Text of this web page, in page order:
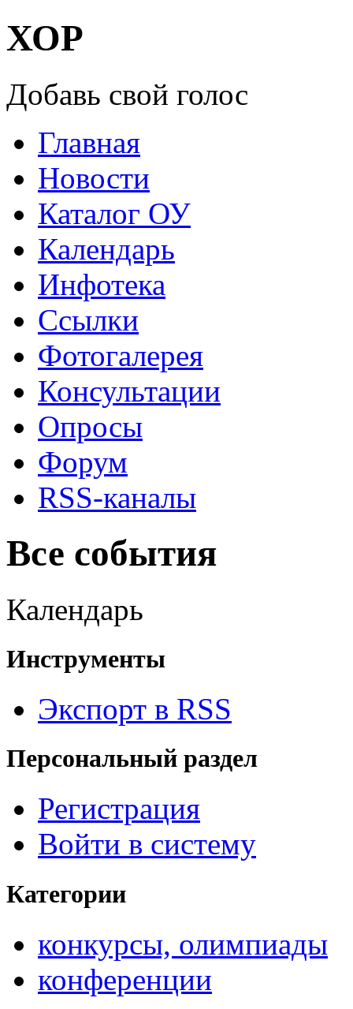
ХОР
Добавь свой голос
Главная
Новости
Каталог ОУ
Календарь
Инфотека
Ссылки
Фотогалерея
Консультации
Опросы
Форум
RSS-каналы
Все события
Календарь
Инструменты
Экспорт в RSS
Персональный раздел
Регистрация
Войти в систему
Категории
конкурсы, олимпиады
конференции